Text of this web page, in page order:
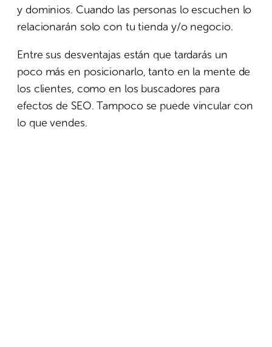
y dominios. Cuando las personas lo escuchen lo
relacionarán solo con tu tienda y/o negocio.
Entre sus desventajas están que tardarás un
poco más en posicionarlo, tanto en la mente de
los clientes, como en los buscadores para
efectos de SEO. Tampoco se puede vincular con
lo que vendes.